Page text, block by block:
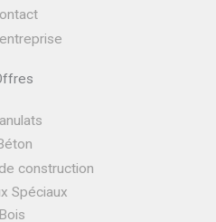
construction
Spéciaux
Bois